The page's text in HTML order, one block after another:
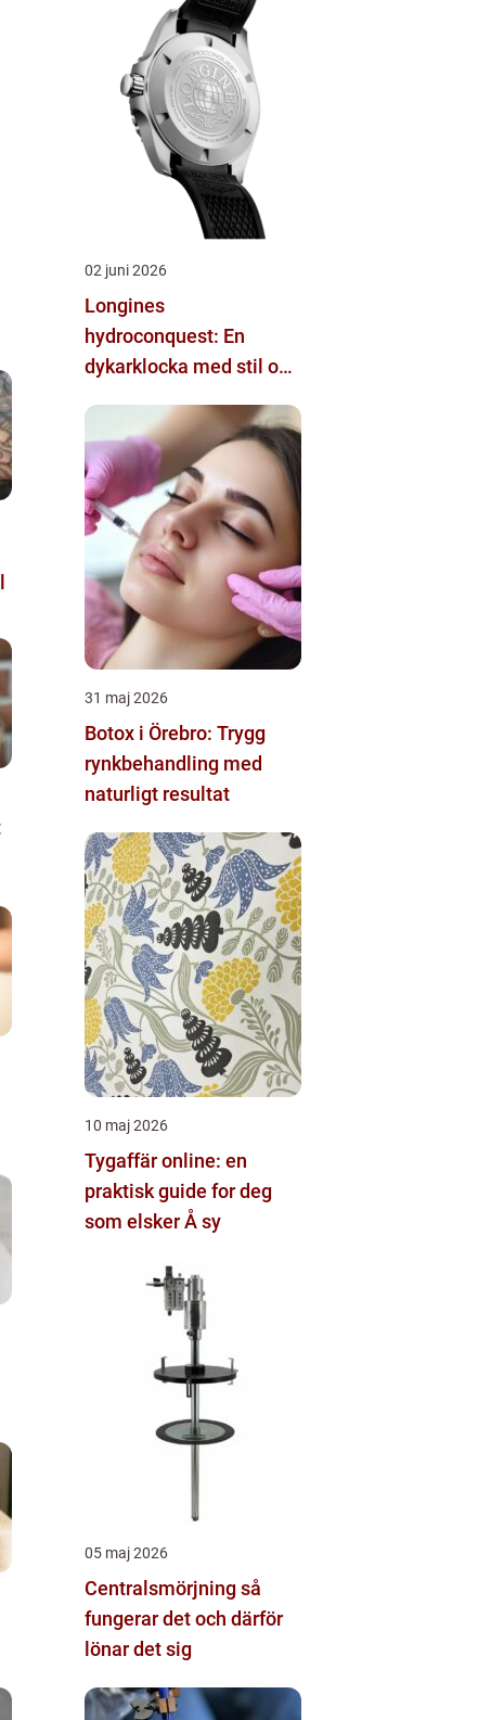
02 juni 2026
Longines
hydroconquest: En
dykarklocka med stil och
31 maj 2026
Botox i Örebro: Trygg
rynkbehandling med
naturligt resultat
10 maj 2026
Tygaffär online: en
praktisk guide for deg
som elsker Å sy
05 maj 2026
Centralsmörjning så
fungerar det och därför
lönar det sig